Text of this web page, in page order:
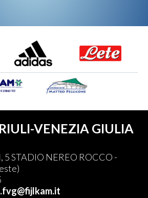
VENEZIA GIULIA
5 STADIO NEREO ROCCO -